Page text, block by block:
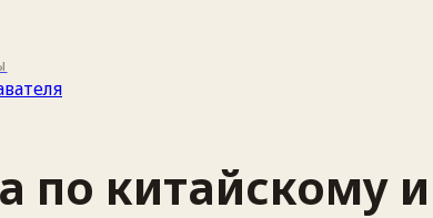
по китайскому